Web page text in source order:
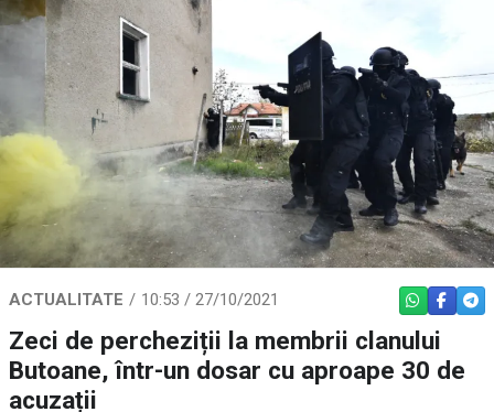
ACTUALITATE 10:53 / 27/10/2021 WHATSAPP
Zeci de percheziții la membrii clanului
Butoane, într-un dosar cu aproape 30 de
acuzații